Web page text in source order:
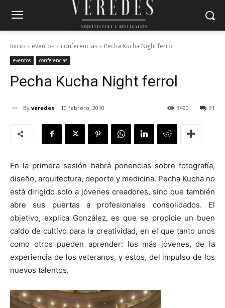
Inicio eventos conferencias Pecha Kucha Night ferrol
eventos conferencias
Pecha Kucha Night ferrol
By veredes 10 febrero, 2010 31
3490
En la primera sesión habrá ponencias sobre fotografía,
diseño, arquitectura, deporte y medicina. Pecha Kucha no
está dirigido solo a jóvenes creadores, sino que también
abre sus puertas a profesionales consolidados. El
objetivo, explica González, es que se propicie un buen
caldo de cultivo para la creatividad, en el que tanto unos
como otros pueden aprender: los más jóvenes, de la
experiencia de los veteranos, y estos, del impulso de los
nuevos talentos.